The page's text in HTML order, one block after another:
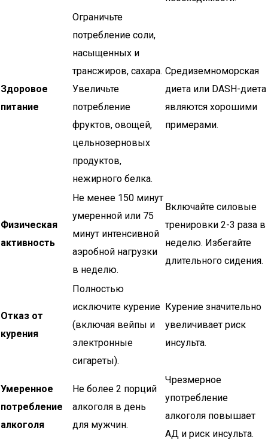
Здоровое
питание
Ограничьте
потребление соли,
насыщенных и
трансжиров, сахара.
Увеличьте
потребление
фруктов, овощей,
цельнозерновых
продуктов,
нежирного белка.
Средиземноморская
диета или DASH-диета
являются хорошими
примерами.
Физическая
активность
Не менее 150 минут
умеренной или 75
минут интенсивной
аэробной нагрузки
в неделю.
Включайте силовые
тренировки 2-3 раза в
неделю. Избегайте
длительного сидения.
Отказ от
курения
Полностью
исключите курение
(включая вейпы и
электронные
сигареты).
Курение значительно
увеличивает риск
инсульта.
Умеренное
потребление
алкоголя
Не более 2 порций
алкоголя в день
для мужчин.
Чрезмерное
употребление
алкоголя повышает
АД и риск инсульта.